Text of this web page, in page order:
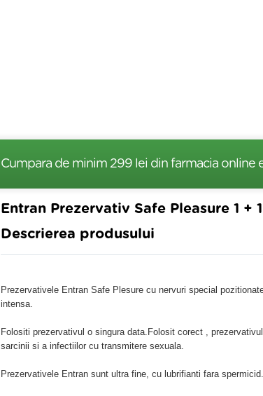
Cumpara de minim 299 lei din farmacia online
Entran Prezervativ Safe Pleasure 1 +
Descrierea produsului
Prezervativele Entran Safe Plesure cu nervuri special
intensa.
Folositi prezervativul o singura data.Folosit corect ,
sarcinii si a infectiilor cu transmitere sexuala.
Prezervativele Entran sunt ultra fine, cu lubrifianti fara spermicid.